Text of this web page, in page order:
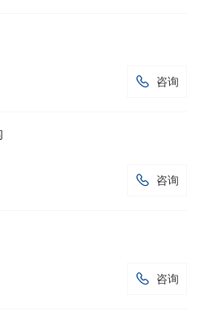
 咨询
 咨询
 咨询